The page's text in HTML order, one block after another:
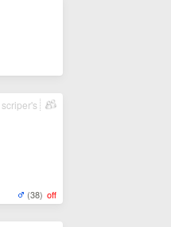
(38) off
scriper's